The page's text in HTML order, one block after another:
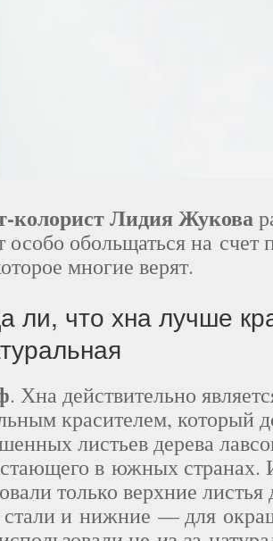
колорист Лидия Жукова
особо обольщаться на счет
многие верят.
ли, что хна лучше
. Хна действительно
красителем, который
листьев дерева
в южных странах.
только верхние
стали и нижние — для